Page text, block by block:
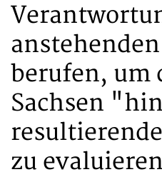
berufen, um
Sachsen
zu